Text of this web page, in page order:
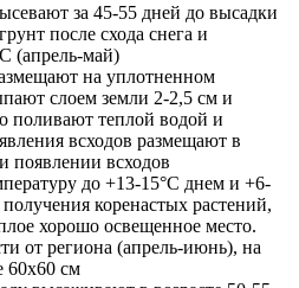
за 45-55 дней до высадки
после схода снега и
(апрель-май)
на уплотненном
слоем земли 2-2,5 см и
поливают теплой водой и
всходов размещают в
появлении всходов
до +13-15°С днем и +6-
коренастых растений,
хорошо освещенное место.
от региона (апрель-июнь), на
60х60 см